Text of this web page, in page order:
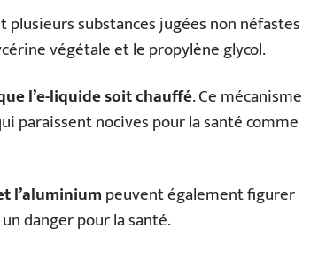
substances jugées non néfastes
végétale et le propylène glycol.
l’e-liquide soit chauffé. Ce mécanisme
paraissent nocives pour la santé comme
l’aluminiumpeuvent également figurer
danger pour la santé.